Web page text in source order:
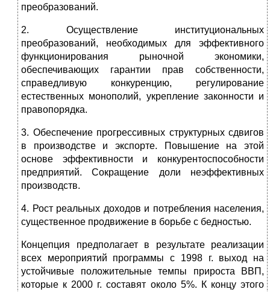
преобразований.
2. Осуществление институциональных
преобразований, необходимых для эффективного
функционирования рыночной экономики,
обеспечивающих гарантии прав собственности,
справедливую конкуренцию, регулирование
естественных монополий, укрепление законности и
правопорядка.
3. Обеспечение прогрессивных структурных сдвигов
в производстве и экспорте. Повышение на этой
основе эффективности и конкурентоспособности
предприятий. Сокращение доли неэффективных
производств.
4. Рост реальных доходов и потребления населения,
существенное продвижение в борьбе с бедностью.
Концепция предполагает в результате реализации
всех мероприятий программы с 1998 г. выход на
устойчивые положительные темпы прироста ВВП,
которые к 2000 г. составят около 5%. К концу этого